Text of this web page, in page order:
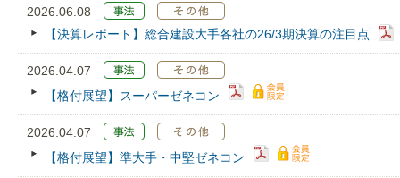
2026.06.08
【決算レポート】総合建設大手各社の26/3期決算の注目点
2026.04.07
【格付展望】スーパーゼネコン
2026.04.07
【格付展望】準大手・中堅ゼネコン